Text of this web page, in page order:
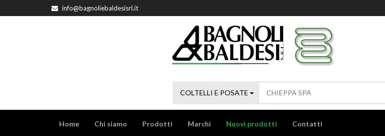
info@bagnoliebaldesisrl.it
COLTELLI E POSATE
Home Chi siamo Prodotti Marchi Nuovi prodotti Contatti